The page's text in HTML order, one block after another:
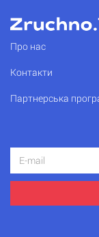
Про нас
Контакти
Партнерська